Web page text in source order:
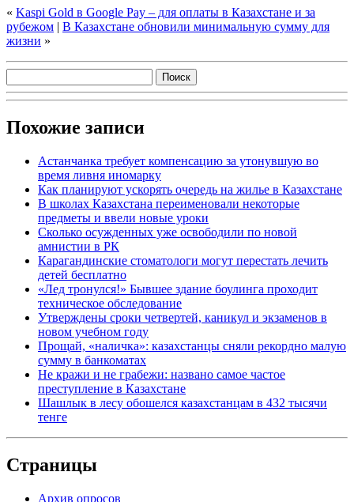
« Kaspi Gold в Google Pay – для оплаты в Казахстане и за
рубежом | В Казахстане обновили минимальную сумму для
жизни »
Похожие записи
Астанчанка требует компенсацию за утонувшую во
время ливня иномарку
Как планируют ускорять очередь на жилье в Казахстане
В школах Казахстана переименовали некоторые
предметы и ввели новые уроки
Сколько осужденных уже освободили по новой
амнистии в РК
Карагандинские стоматологи могут перестать лечить
детей бесплатно
«Лед тронулся!» Бывшее здание боулинга проходит
техническое обследование
Утверждены сроки четвертей, каникул и экзаменов в
новом учебном году
Прощай, «наличка»: казахстанцы сняли рекордно малую
сумму в банкоматах
Не кражи и не грабежи: названо самое частое
преступление в Казахстане
Шашлык в лесу обошелся казахстанцам в 432 тысячи
тенге
Страницы
Архив опросов